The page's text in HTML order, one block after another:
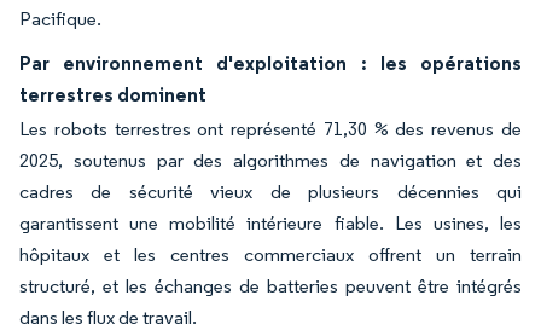
Pacifique.
Par environnement d'exploitation : les opérations
terrestres dominent
Les robots terrestres ont représenté 71,30 % des revenus de
2025, soutenus par des algorithmes de navigation et des
cadres de sécurité vieux de plusieurs décennies qui
garantissent une mobilité intérieure fiable. Les usines, les
hôpitaux et les centres commerciaux offrent un terrain
structuré, et les échanges de batteries peuvent être intégrés
dans les flux de travail.